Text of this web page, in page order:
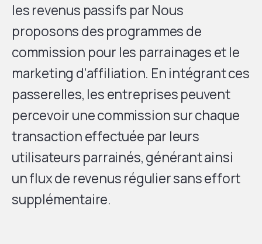
les revenus passifs parNous
proposons des programmes de
commission pour les parrainages et le
marketing d'affiliation. En intégrant ces
passerelles, les entreprises peuvent
percevoir une commission sur chaque
transaction effectuée par leurs
utilisateurs parrainés, générant ainsi
un flux de revenus régulier sans effort
supplémentaire.